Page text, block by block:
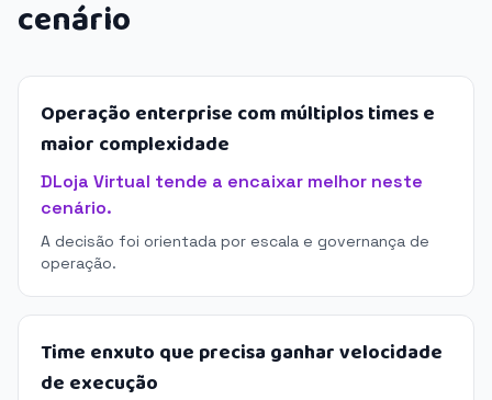
cenário
Operação enterprise com múltiplos times e
maior complexidade
DLoja Virtual tende a encaixar melhor neste
cenário.
A decisão foi orientada por escala e governança de
operação.
Time enxuto que precisa ganhar velocidade
de execução